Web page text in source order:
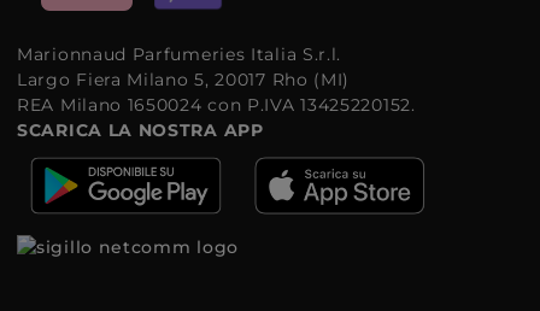
Marionnaud Parfumeries Italia S.r.l.
Largo Fiera Milano 5, 20017 Rho (MI)
REA Milano 1650024 con P.IVA 13425220152.
SCARICA LA NOSTRA APP